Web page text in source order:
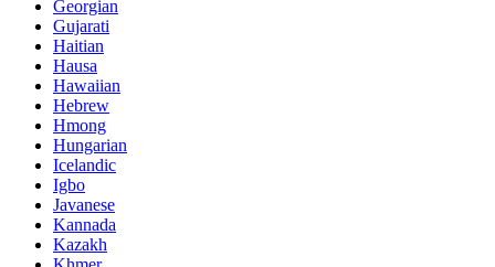
Georgian
Gujarati
Haitian
Hausa
Hawaiian
Hebrew
Hmong
Hungarian
Icelandic
Igbo
Javanese
Kannada
Kazakh